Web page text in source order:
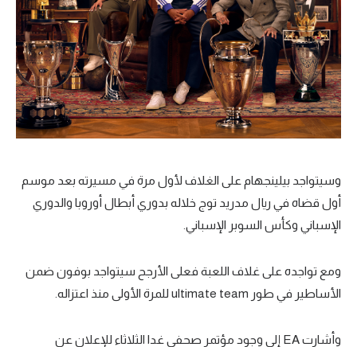
وسيتواجد بيلينجهام على الغلاف لأول مرة في مسيرته بعد موسم
أول قضاه في ريال مدريد توج خلاله بدوري أبطال أوروبا والدوري
الإسباني وكأس السوبر الإسباني.
ومع تواجده على غلاف اللعبة فعلى الأرجح سيتواجد بوفون ضمن
الأساطير في طور ultimate team للمرة الأولى منذ اعتزاله.
وأشارت EA إلى وجود مؤتمر صحفي غدا الثلاثاء للإعلان عن